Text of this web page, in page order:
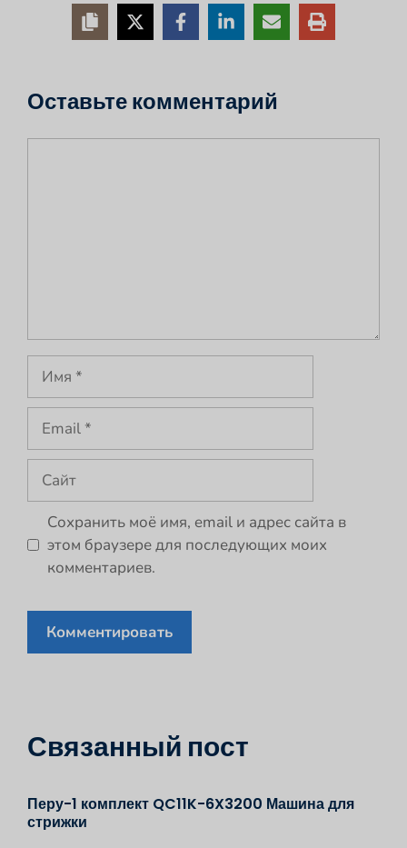
Оставьте комментарий
Имя
Email
Сайт
Сохранить моё имя, email и адрес сайта в
этом браузере для последующих моих
комментариев.
Связанный пост
Перу-1 комплект QC11K-6X3200 Машина для
стрижки